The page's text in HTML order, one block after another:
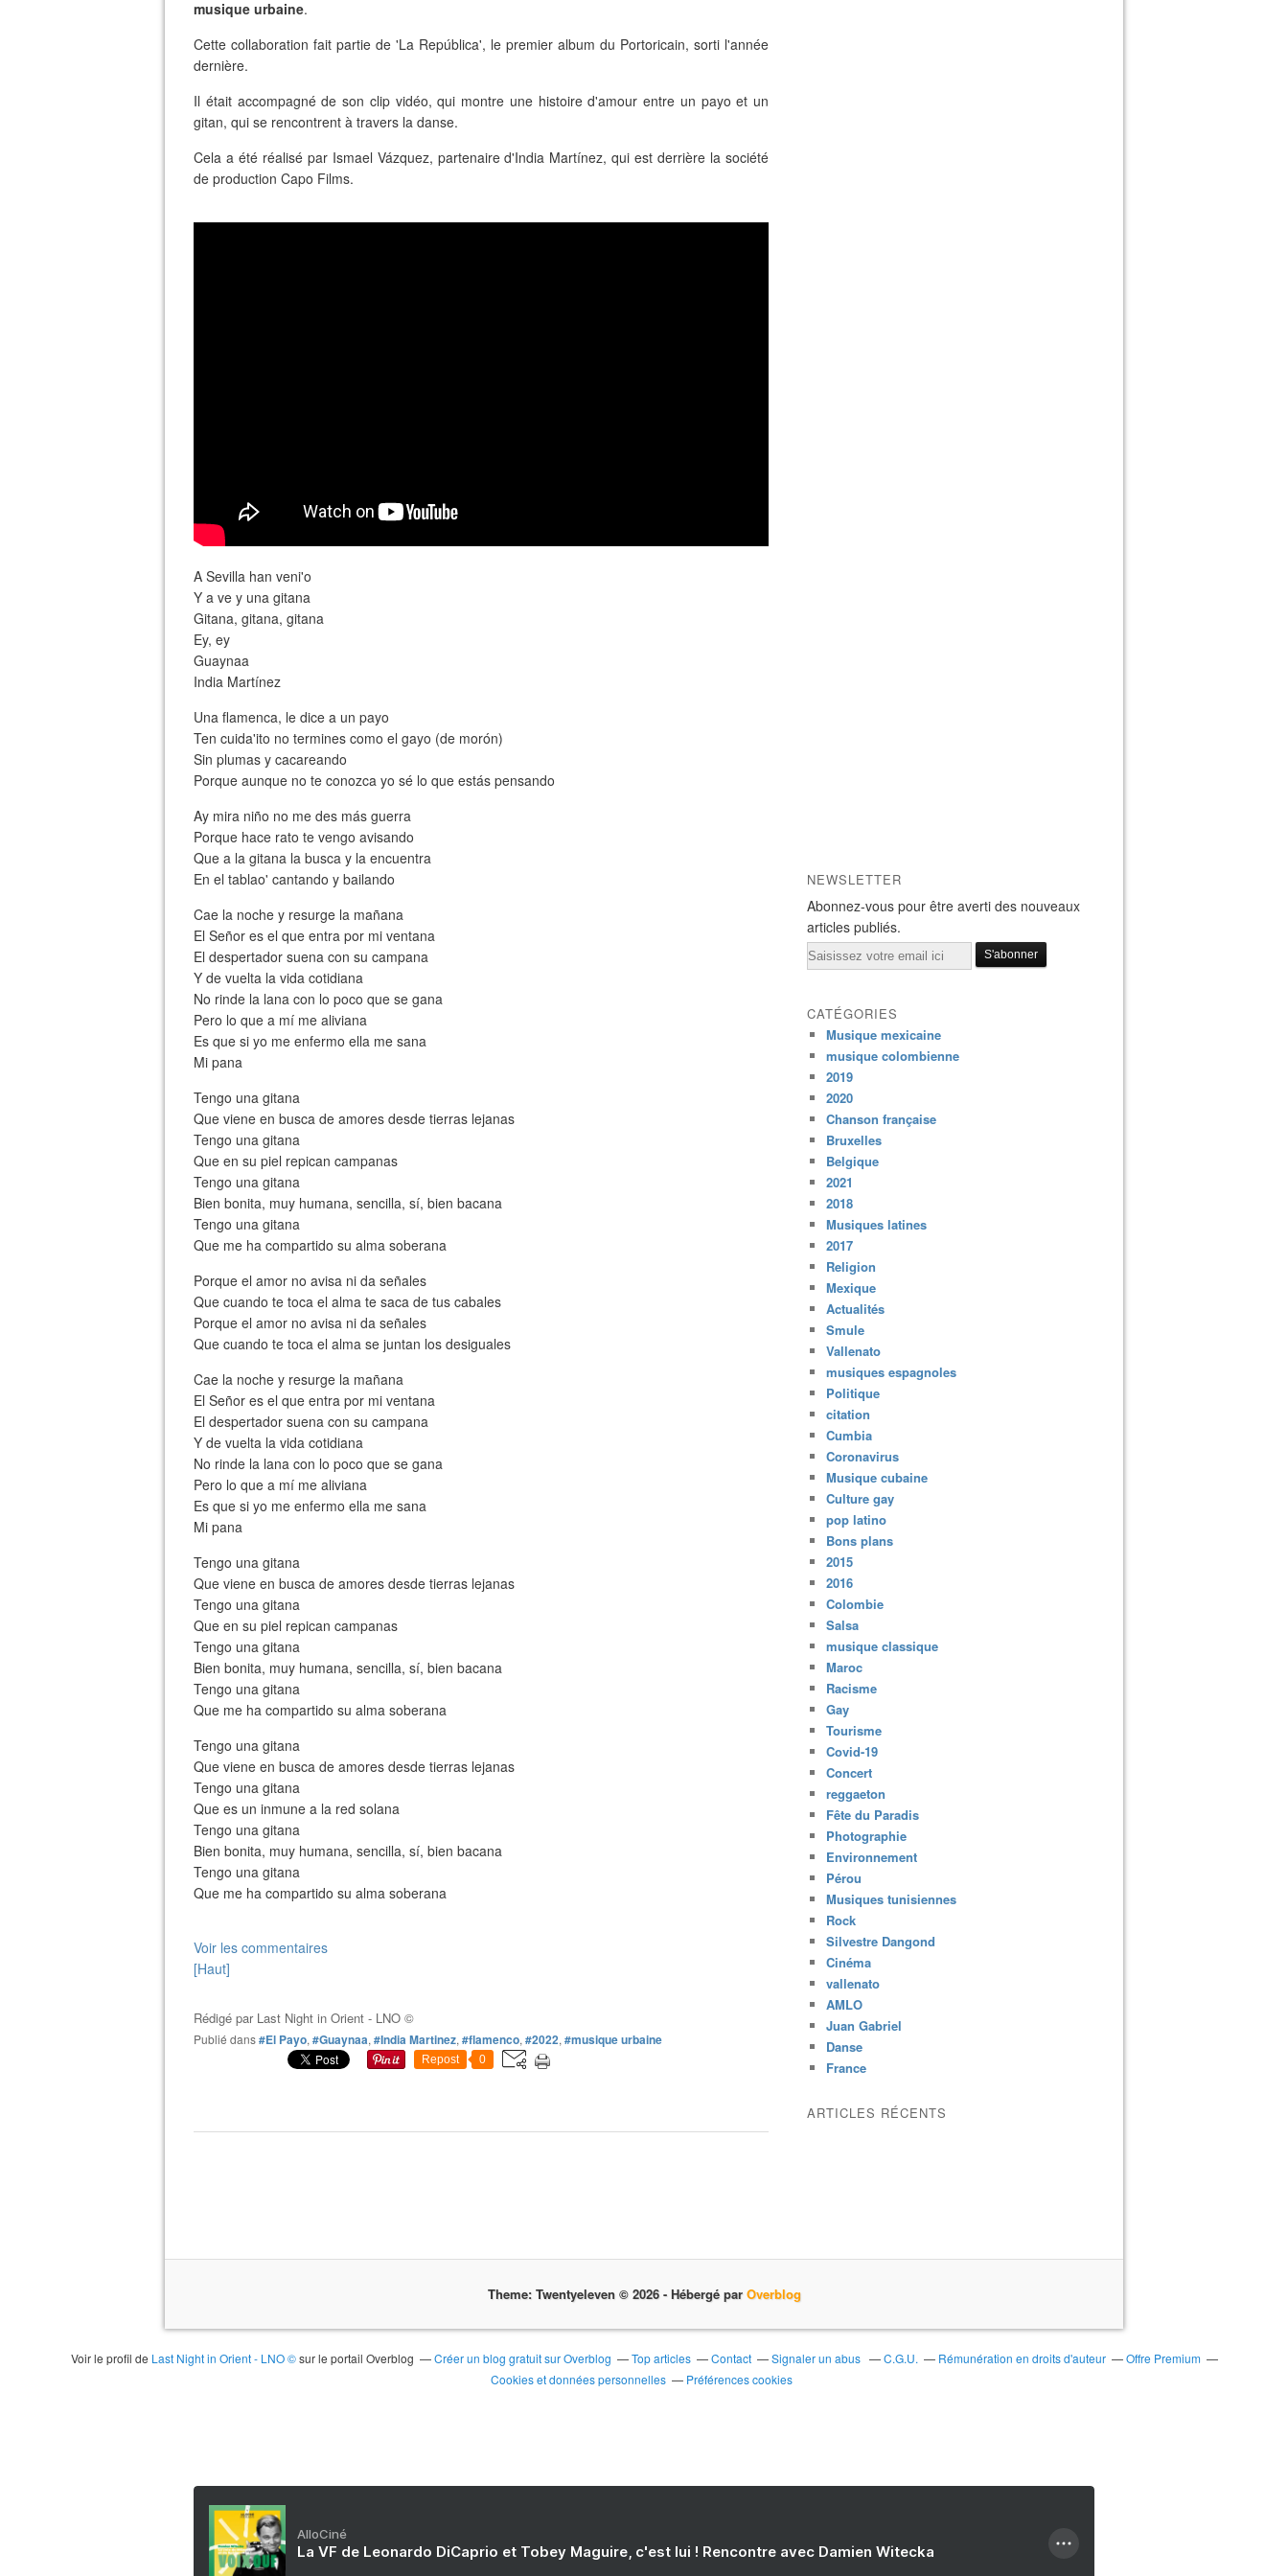
musique urbaine.
Cette collaboration fait partie de 'La República', le premier album du Portoricain, sorti l'année
dernière.
Il était accompagné de son clip vidéo, qui montre une histoire d'amour entre un payo et un
gitan, qui se rencontrent à travers la danse.
Cela a été réalisé par Ismael Vázquez, partenaire d'India Martínez, qui est derrière la société
de production Capo Films.
A Sevilla han veni'o
Y a ve y una gitana
Gitana, gitana, gitana
Ey, ey
Guaynaa
India Martínez
Una flamenca, le dice a un payo
Ten cuida'ito no termines como el gayo (de morón)
Sin plumas y cacareando
Porque aunque no te conozca yo sé lo que estás pensando
Ay mira niño no me des más guerra
Porque hace rato te vengo avisando
Que a la gitana la busca y la encuentra
En el tablao' cantando y bailando
Cae la noche y resurge la mañana
El Señor es el que entra por mi ventana
El despertador suena con su campana
Y de vuelta la vida cotidiana
No rinde la lana con lo poco que se gana
Pero lo que a mí me aliviana
Es que si yo me enfermo ella me sana
Mi pana
Tengo una gitana
Que viene en busca de amores desde tierras lejanas
Tengo una gitana
Que en su piel repican campanas
Tengo una gitana
Bien bonita, muy humana, sencilla, sí, bien bacana
Tengo una gitana
Que me ha compartido su alma soberana
Porque el amor no avisa ni da señales
Que cuando te toca el alma te saca de tus cabales
Porque el amor no avisa ni da señales
Que cuando te toca el alma se juntan los desiguales
Cae la noche y resurge la mañana
El Señor es el que entra por mi ventana
El despertador suena con su campana
Y de vuelta la vida cotidiana
No rinde la lana con lo poco que se gana
Pero lo que a mí me aliviana
Es que si yo me enfermo ella me sana
Mi pana
Tengo una gitana
Que viene en busca de amores desde tierras lejanas
Tengo una gitana
Que en su piel repican campanas
Tengo una gitana
Bien bonita, muy humana, sencilla, sí, bien bacana
Tengo una gitana
Que me ha compartido su alma soberana
Tengo una gitana
Que viene en busca de amores desde tierras lejanas
Tengo una gitana
Que es un inmune a la red solana
Tengo una gitana
Bien bonita, muy humana, sencilla, sí, bien bacana
Tengo una gitana
Que me ha compartido su alma soberana
Voir les commentaires
[Haut]
Rédigé par Last Night in Orient - LNO ©
Publié dans#El Payo, #Guaynaa, #India Martinez, #flamenco, #2022, #musique urbaine
Repost 0
NEWSLETTER
Abonnez-vous pour être averti des nouveaux
articles publiés.
Email
CATÉGORIES
Musique mexicaine
musique colombienne
2019
2020
Chanson française
Bruxelles
Belgique
2021
2018
Musiques latines
2017
Religion
Mexique
Actualités
Smule
Vallenato
musiques espagnoles
Politique
citation
Cumbia
Coronavirus
Musique cubaine
Culture gay
pop latino
Bons plans
2015
2016
Colombie
Salsa
musique classique
Maroc
Racisme
Gay
Tourisme
Covid-19
Concert
reggaeton
Fête du Paradis
Photographie
Environnement
Pérou
Musiques tunisiennes
Rock
Silvestre Dangond
Cinéma
vallenato
AMLO
Juan Gabriel
Danse
France
ARTICLES RÉCENTS
Theme: Twentyeleven © 2026 - Hébergé par Overblog
Voir le profil de Last Night in Orient - LNO ©sur le portail Overblog Créer un blog gratuit sur Overblog Top articles Contact Signaler un abus C.G.U. Rémunération en droits d'auteur
Offre Premium
Cookies et données personnelles
Préférences cookies
AlloCiné
La VF de Leonardo DiCaprio et Tobey Maguire, c'est lui ! Rencontre avec Damien Witecka